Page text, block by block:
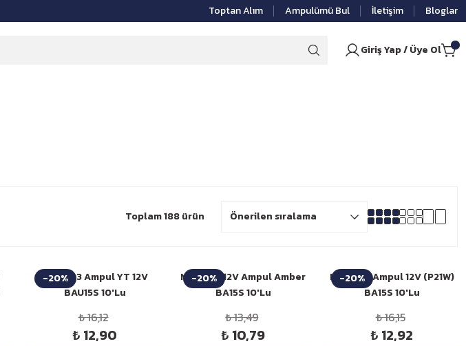
Toptan Alım Ampulümü Bul İletişim Bloglar
Giriş Yap / Üye Ol
Toplam 188 ürün
-20%
Niken 93 Ampul YT 12V
BAU15S 10'Lu
₺ 16,12
₺ 12,90
-20%
Niken 93 12V Ampul Amber
BA15S 10'Lu
₺ 13,49
₺ 10,79
-20%
Niken 93 Ampul 12V (P21W)
BA15S 10'Lu
₺ 16,15
₺ 12,92